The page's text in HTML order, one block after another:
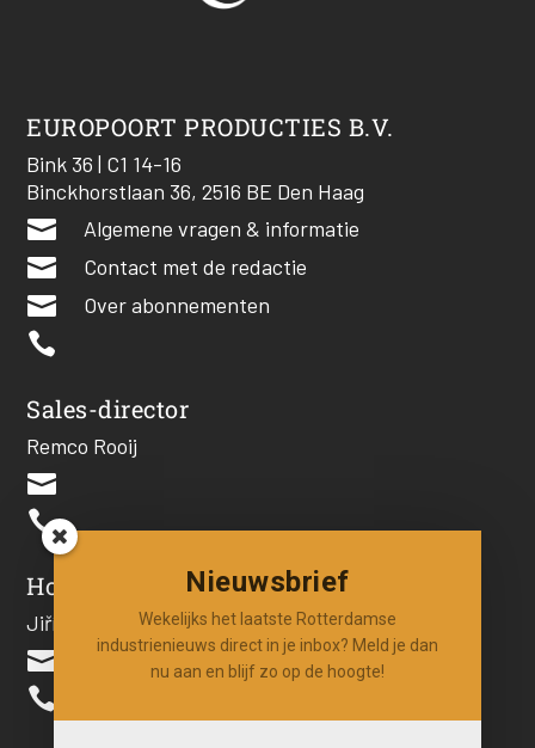
EUROPOORT PRODUCTIES B.V.
Bink 36 | C1 14-16
Binckhorstlaan 36, 2516 BE Den Haag
 Algemene vragen & informatie
 Contact met de redactie
 Over abonnementen

Sales-director
Remco Rooij


Hoofdredacteur
Jiří Hartog


Nieuwsbrief
Wekelijks het laatste Rotterdamse
industrienieuws direct in je inbox? Meld je dan
nu aan en blijf zo op de hoogte!